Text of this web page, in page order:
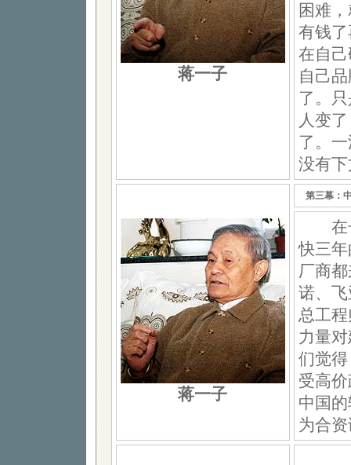
蒋一子
困难
有钱
在自
自己
了。
人变
了。
没有
蒋一子
第三幕：
在长
快三
厂商
诺、
总工
力量
们觉
受高
中国
为合